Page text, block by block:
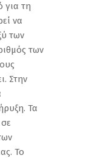
για τη
να
των
των
Στην
Τα
Το